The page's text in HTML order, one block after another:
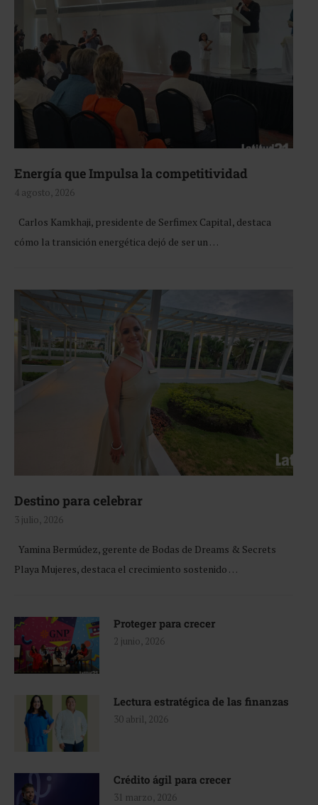
Energía que Impulsa la competitividad
4 agosto, 2026
Carlos Kamkhaji, presidente de Serfimex Capital, destaca
cómo la transición energética dejó de ser un …
Destino para celebrar
3 julio, 2026
Yamina Bermúdez, gerente de Bodas de Dreams & Secrets
Playa Mujeres, destaca el crecimiento sostenido …
Proteger para crecer
2 junio, 2026
Lectura estratégica de las finanzas
30 abril, 2026
Crédito ágil para crecer
31 marzo, 2026